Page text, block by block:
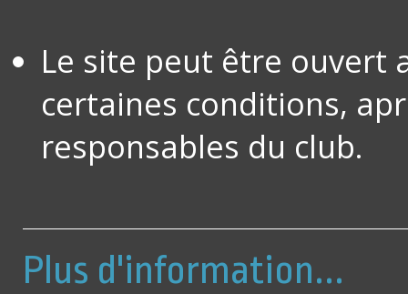
Le site peut être ouvert
certaines conditions,
responsables du club.
Plus d'information...